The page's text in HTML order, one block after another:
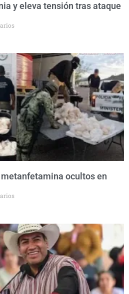
y eleva tensión tras ataque
ocultos en